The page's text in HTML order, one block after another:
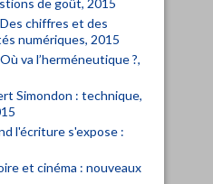
chiffres et des
numériques, 2015
va l’herméneutique ?,
Simondon : technique,
l'écriture s'expose :
et cinéma : nouveaux